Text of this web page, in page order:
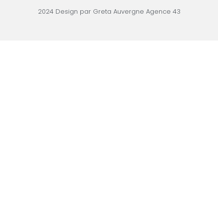
2024 Design par Greta Auvergne Agence 43